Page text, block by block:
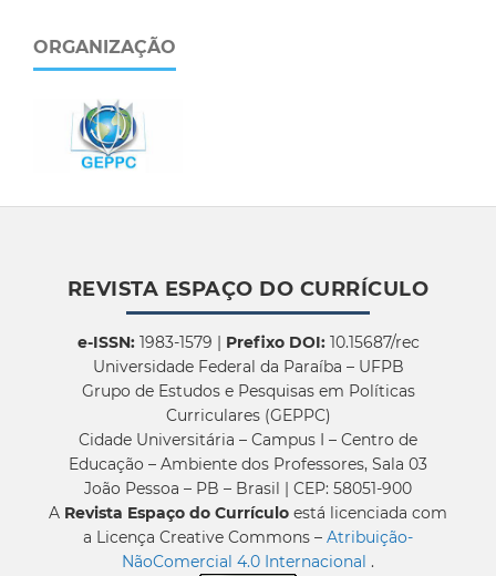
ORGANIZAÇÃO
REVISTA ESPAÇO DO CURRÍCULO
e-ISSN:1983-1579 | Prefixo DOI:10.15687/rec
Universidade Federal da Paraíba – UFPB
Grupo de Estudos e Pesquisas em Políticas
Curriculares (GEPPC)
Cidade Universitária – Campus I – Centro de
Educação – Ambiente dos Professores, Sala 03
João Pessoa – PB – Brasil | CEP: 58051-900
A Revista Espaço do Currículo está licenciada com
a Licença Creative Commons – Atribuição-
NãoComercial 4.0 Internacional .